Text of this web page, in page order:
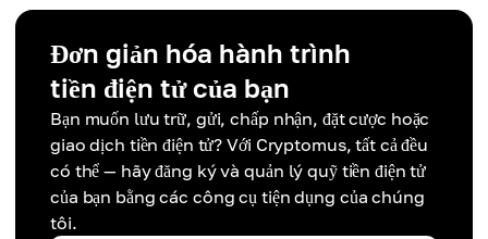
Đơn giản hóa hành trình
tiền điện tử của bạn
Bạn muốn lưu trữ, gửi, chấp nhận, đặt cược hoặc
giao dịch tiền điện tử? Với Cryptomus, tất cả đều
có thể — hãy đăng ký và quản lý quỹ tiền điện tử
của bạn bằng các công cụ tiện dụng của chúng
tôi.